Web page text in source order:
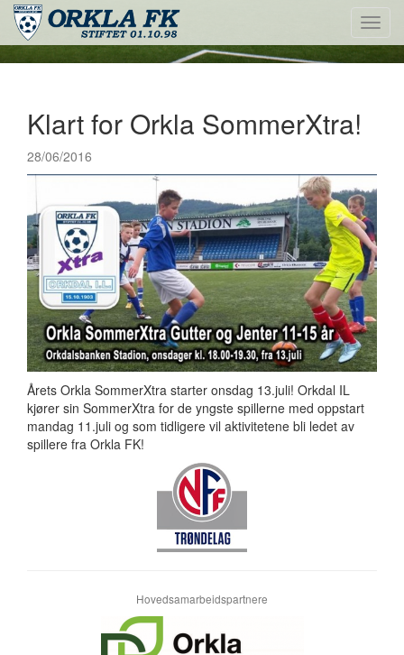
Klart for Orkla SommerXtra!
28/06/2016
Årets Orkla SommerXtra starter onsdag 13.juli! Orkdal IL
kjører sin SommerXtra for de yngste spillerne med oppstart
mandag 11.juli og som tidligere vil aktivitetene bli ledet av
spillere fra Orkla FK!
Hovedsamarbeidspartnere